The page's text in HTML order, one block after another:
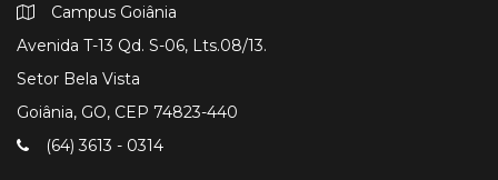
Campus Goiânia
Avenida T-13 Qd. S-06, Lts.08/13.
Setor Bela Vista
Goiânia, GO, CEP 74823-440
(64) 3613 - 0314